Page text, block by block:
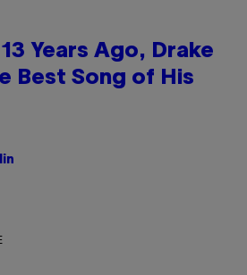
Years Ago, Drake
Best Song of His